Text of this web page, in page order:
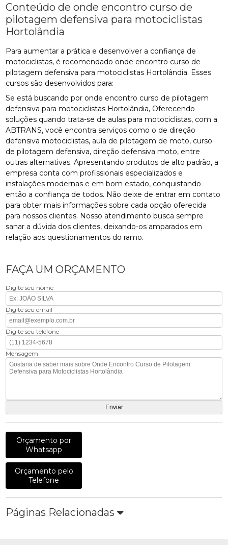
Conteúdo de onde encontro curso de
pilotagem defensiva para motociclistas
Hortolândia
Para aumentar a prática e desenvolver a confiança de
motociclistas, é recomendado onde encontro curso de
pilotagem defensiva para motociclistas Hortolândia. Esses
cursos são desenvolvidos para:
Se está buscando por onde encontro curso de pilotagem
defensiva para motociclistas Hortolândia, Oferecendo
soluções quando trata-se de aulas para motociclistas, com a
ABTRANS, você encontra serviços como o de direção
defensiva motociclistas, aula de pilotagem de moto, curso
de pilotagem defensiva, direção defensiva moto, entre
outras alternativas. Apresentando produtos de alto padrão, a
empresa conta com profissionais especializados e
instalações modernas e em bom estado, conquistando
então a confiança de todos. Não deixe de entrar em contato
para obter mais informações sobre cada opção oferecida
para nossos clientes. Nosso atendimento busca sempre
sanar a dúvida dos clientes, deixando-os amparados em
relação aos questionamentos do ramo.
FAÇA UM ORÇAMENTO
Digite seu nome
Digite seu email
Digite seu telefone
Mensagem
Orçamento por
Whatsapp
Orçamento pelo
Telefone
Páginas Relacionadas